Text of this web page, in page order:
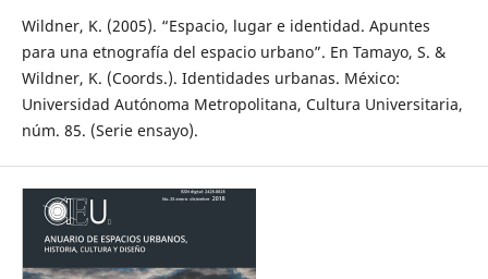
Wildner, K. (2005). “Espacio, lugar e identidad. Apuntes
para una etnografía del espacio urbano”. En Tamayo, S. &
Wildner, K. (Coords.). Identidades urbanas. México:
Universidad Autónoma Metropolitana, Cultura Universitaria,
núm. 85. (Serie ensayo).